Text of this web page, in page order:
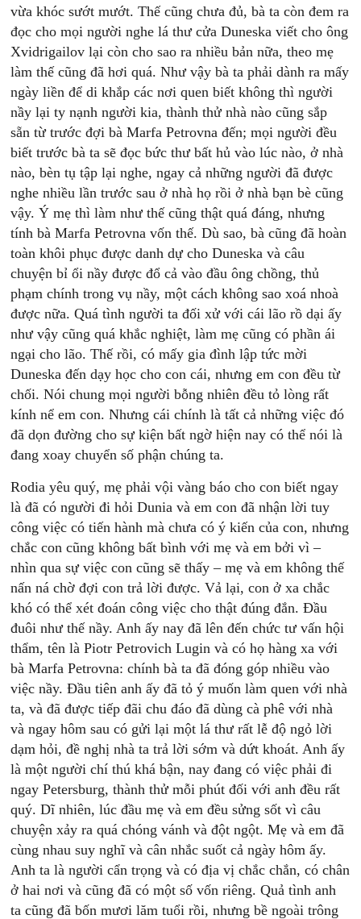
vừa khóc sướt mướt. Thế cũng chưa đủ, bà ta còn đem ra
đọc cho mọi người nghe lá thư cửa Duneska viết cho ông
Xvidrigailov lại còn cho sao ra nhiều bản nữa, theo mẹ
làm thế cũng đã hơi quá. Như vậy bà ta phải dành ra mấy
ngày liền để di khắp các nơi quen biết không thì người
nầy lại ty nạnh người kia, thành thử nhà nào cũng sắp
sẵn từ trước đợi bà Marfa Petrovna đến; mọi người đều
biết trước bà ta sẽ đọc bức thư bất hủ vào lúc nào, ở nhà
nào, bèn tụ tập lại nghe, ngay cả những người đã được
nghe nhiều lần trước sau ở nhà họ rồi ở nhà bạn bè cũng
vậy. Ý mẹ thì làm như thế cũng thật quá đáng, nhưng
tính bà Marfa Petrovna vốn thế. Dù sao, bà cũng đã hoàn
toàn khôi phục được danh dự cho Duneska và câu
chuyện bỉ ổi nầy được đổ cả vào đầu ông chồng, thủ
phạm chính trong vụ nầy, một cách không sao xoá nhoà
được nữa. Quá tình người ta đối xử với cái lão rồ dại ấy
như vậy cũng quá khắc nghiệt, làm mẹ cũng có phần ái
ngại cho lão. Thế rồi, có mấy gia đình lập tức mời
Duneska đến dạy học cho con cái, nhưng em con đều từ
chối. Nói chung mọi người bỗng nhiên đều tỏ lòng rất
kính nể em con. Nhưng cái chính là tất cả những việc đó
đã dọn đường cho sự kiện bất ngờ hiện nay có thể nói là
đang xoay chuyển số phận chúng ta.
Rodia yêu quý, mẹ phải vội vàng báo cho con biết ngay
là đã có người đi hỏi Dunia và em con đã nhận lời tuy
công việc có tiến hành mà chưa có ý kiến của con, nhưng
chắc con cũng không bất bình với mẹ và em bởi vì –
nhìn qua sự việc con cũng sẽ thấy – mẹ và em không thế
nấn ná chờ đợi con trả lời được. Vả lại, con ở xa chắc
khó có thể xét đoán công việc cho thật đúng đắn. Đầu
đuôi như thế nầy. Anh ấy nay đã lên đến chức tư vấn hội
thẩm, tên là Piotr Petrovich Lugin và có họ hàng xa với
bà Marfa Petrovna: chính bà ta đã đóng góp nhiều vào
việc nầy. Đầu tiên anh ấy đã tỏ ý muốn làm quen với nhà
ta, và đã được tiếp đãi chu đáo đã dùng cà phê với nhà
và ngay hôm sau có gửi lại một lá thư rất lễ độ ngỏ lời
dạm hỏi, đề nghị nhà ta trả lời sớm và dứt khoát. Anh ấy
là một người chí thú khá bận, nay đang có việc phải đi
ngay Petersburg, thành thử mỗi phút đối với anh đều rất
quý. Dĩ nhiên, lúc đầu mẹ và em đều sửng sốt vì câu
chuyện xảy ra quá chóng vánh và đột ngột. Mẹ và em đã
cùng nhau suy nghĩ và cân nhắc suốt cả ngày hôm ấy.
Anh ta là người cẩn trọng và có địa vị chắc chắn, có chân
ở hai nơi và cũng đã có một số vốn riêng. Quả tình anh
ta cũng đã bốn mươi lăm tuổi rồi, nhưng bề ngoài trông